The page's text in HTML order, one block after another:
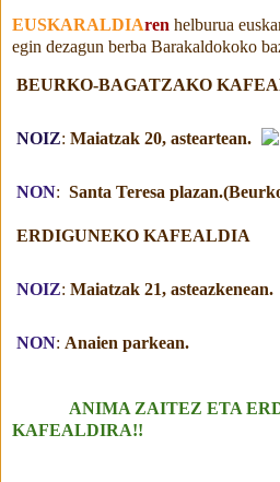
EUSKARALDIAren helburua
egin dezagun berba Barakaldokoko
BEURKO-BAGATZAKO
NOIZ: Maiatzak 20, asteartean.
NON: Santa Teresa
ERDIGUNEKO KAFEALDIA
NOIZ: Maiatzak 21, asteazkenean.
NON: Anaien parkean.
ANIMA ZAITEZ ETA
KAFEALDIRA!!